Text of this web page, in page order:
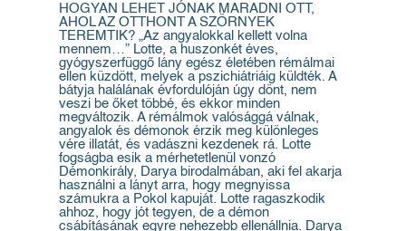
HOGYAN LEHET JÓNAK MARADNI OTT,
AHOL AZ OTTHONT A SZÖRNYEK
TEREMTIK? „Az angyalokkal kellett volna
mennem…” Lotte, a huszonkét éves,
gyógyszerfüggő lány egész életében rémálmai
ellen küzdött, melyek a pszichiátriáig küldték. A
bátyja halálának évfordulóján úgy dönt, nem
veszi be őket többé, és ekkor minden
megváltozik. A rémálmok valósággá válnak,
angyalok és démonok érzik meg különleges
vére illatát, és vadászni kezdenek rá. Lotte
fogságba esik a mérhetetlenül vonzó
Démonkirály, Darya birodalmában, aki fel akarja
használni a lányt arra, hogy megnyissa
számukra a Pokol kapuját. Lotte ragaszkodik
ahhoz, hogy jót tegyen, de a démon
csábításának egyre nehezebb ellenállnia. Darya